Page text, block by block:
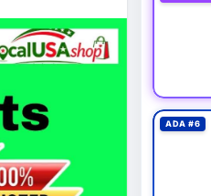
cắp thông tin
xuất sửa đổi
0.0035%. Vùng
tiền.
ADA #6